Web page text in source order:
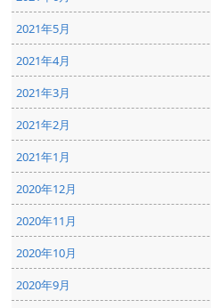
2021年5月
2021年4月
2021年3月
2021年2月
2021年1月
2020年12月
2020年11月
2020年10月
2020年9月